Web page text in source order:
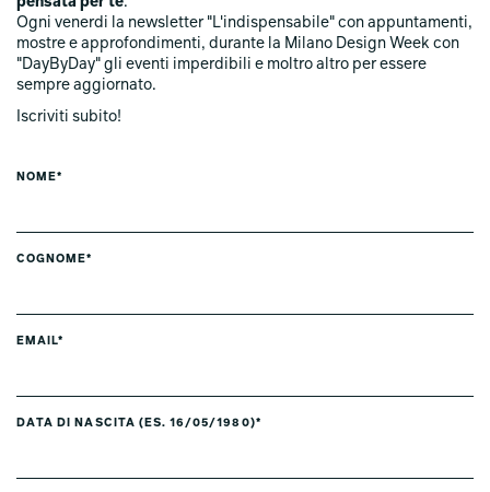
Ogni venerdi la newsletter "L'indispensabile" con appuntamenti,
mostre e approfondimenti, durante la Milano Design Week con
"DayByDay" gli eventi imperdibili e moltro altro per essere
sempre aggiornato.
Iscriviti subito!
NOME*
COGNOME*
EMAIL*
DATA DI NASCITA (ES. 16/05/1980)*